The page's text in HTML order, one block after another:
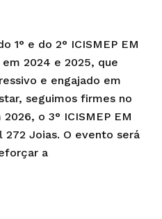
1° e do 2° ICISMEP EM
2024 e 2025, que
e engajado em
seguimos firmes no
o 3° ICISMEP EM
272 Joias. O evento será
a